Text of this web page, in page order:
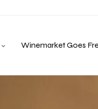
Winemarket Goes